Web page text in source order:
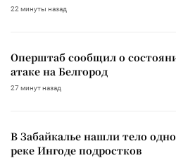
22 минуты назад
Оперштаб сообщил о
атаке на Белгород
27 минут назад
В Забайкалье нашли тело
реке Ингоде подростков